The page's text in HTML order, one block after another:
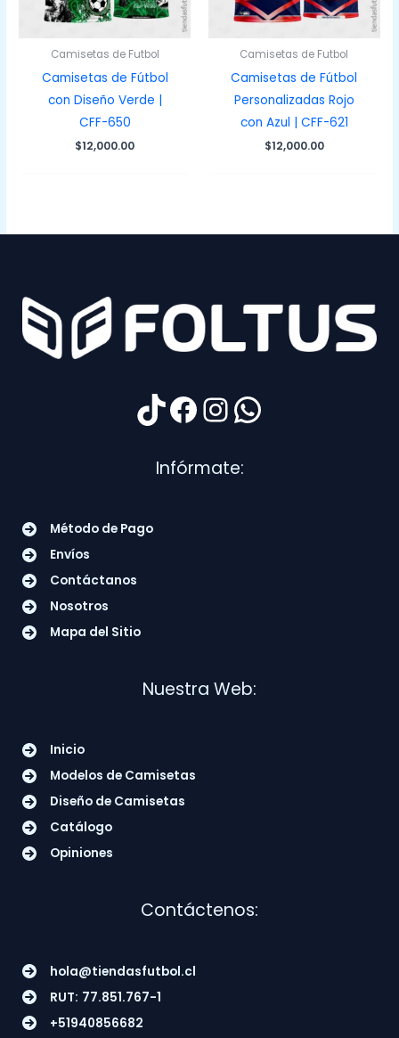
Camisetas de Futbol
Camisetas de Fútbol
con Diseño Verde |
CFF-650
$12,000.00
Camisetas de Futbol
Camisetas de Fútbol
Personalizadas Rojo
con Azul | CFF-621
$12,000.00
TikTok
Facebook
Instagram
WhatsApp
Infórmate:
Método de Pago
Envíos
Contáctanos
Nosotros
Mapa del Sitio
Nuestra Web:
Inicio
Modelos de Camisetas
Diseño de Camisetas
Catálogo
Opiniones
Contáctenos:
hola@tiendasfutbol.cl
RUT: 77.851.767-1
+51940856682